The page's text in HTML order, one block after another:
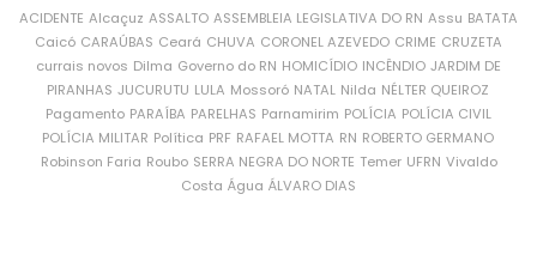
ACIDENTE Alcaçuz ASSALTO ASSEMBLEIA LEGISLATIVA DO RN Assu BATATA
Caicó CARAÚBAS Ceará CHUVA CORONEL AZEVEDO CRIME CRUZETA
currais novos Dilma Governo do RN HOMICÍDIO INCÊNDIO JARDIM DE
PIRANHAS JUCURUTU LULA Mossoró NATAL Nilda NÉLTER QUEIROZ
Pagamento PARAÍBA PARELHAS Parnamirim POLÍCIA POLÍCIA CIVIL
POLÍCIA MILITAR Política PRF RAFAEL MOTTA RN ROBERTO GERMANO
Robinson Faria Roubo SERRA NEGRA DO NORTE Temer UFRN Vivaldo
Costa Água ÁLVARO DIAS